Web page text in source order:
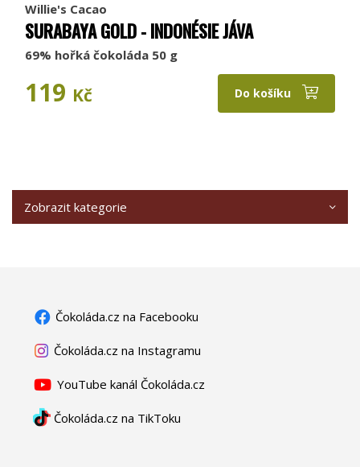
Willie's Cacao
SURABAYA GOLD - INDONÉSIE JÁVA
69% hořká čokoláda 50 g
119 Kč Do košíku
Zobrazit kategorie
Čokoláda.cz na Facebooku
Čokoláda.cz na Instagramu
YouTube kanál Čokoláda.cz
Čokoláda.cz na TikToku